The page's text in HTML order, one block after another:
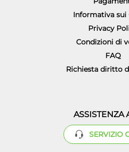
Informativa sui
Privacy
Condizioni di
FAQ
Richiesta diritto
ASSISTENZA
SERVIZIO